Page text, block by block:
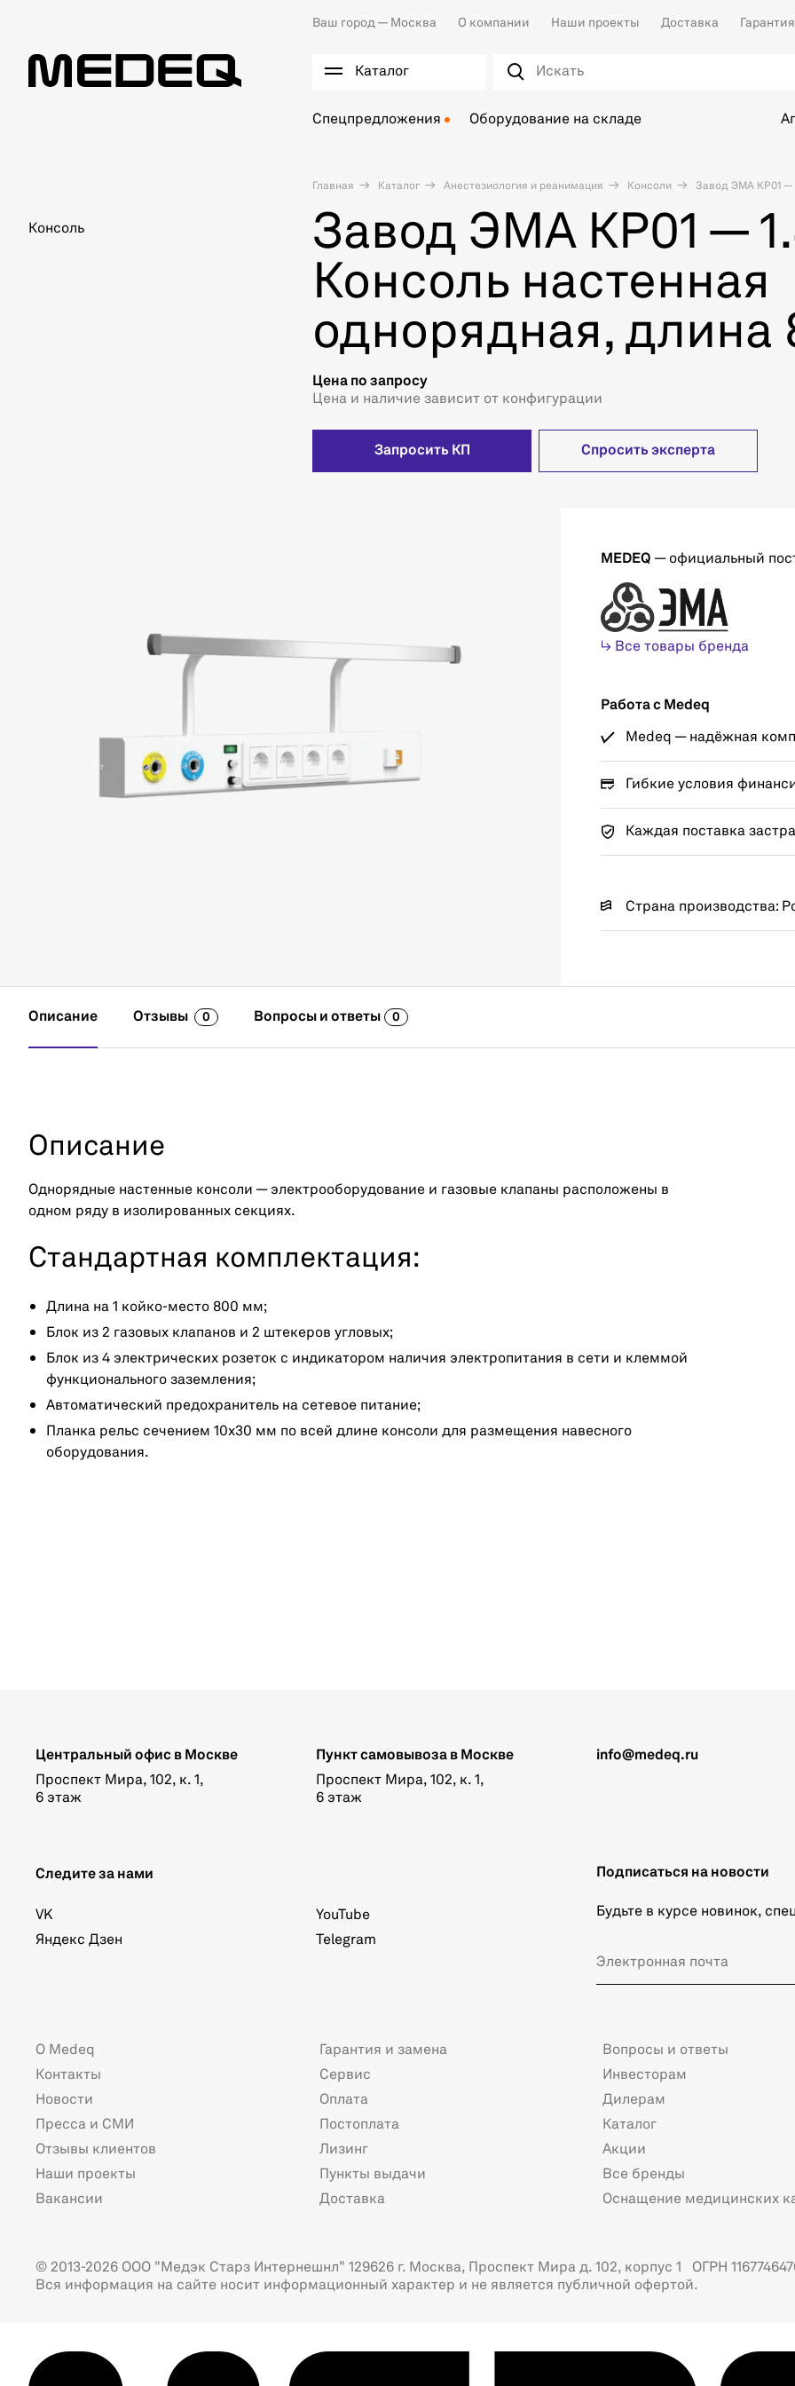
Ваш город — Москва О компании Наши проекты Доставка Гарантия
Каталог
Спецпредложения Оборудование на складе
Главная Каталог Анестезиология и реанимация Консоли Завод ЭМА КР01 —
Консоль
Завод ЭМА КР01 —
Консоль настенная
однорядная, длина
Цена по запросу
Цена и наличие зависит от конфигурации
Запросить КП Спросить эксперта
MEDEQ — официальный
↳ Все товары бренда
Работа с Medeq
Medeq — надёжная
Гибкие условия
Каждая поставка
Страна производства:
Описание Отзывы 0 Вопросы и ответы 0
Описание
Однорядные настенные консоли — электрооборудование и газовые клапаны расположены в
одном ряду в изолированных секциях.
Стандартная комплектация:
Длина на 1 койко-место 800 мм;
Блок из 2 газовых клапанов и 2 штекеров угловых;
Блок из 4 электрических розеток с индикатором наличия электропитания в сети и клеммой
функционального заземления;
Автоматический предохранитель на сетевое питание;
Планка рельс сечением 10х30 мм по всей длине консоли для размещения навесного
оборудования.
info@medeq.ru
Центральный офис в Москве
Проспект Мира, 102, к. 1,
6 этаж
Пункт самовывоза в Москве
Проспект Мира, 102, к. 1,
6 этаж
Следите за нами
VK
Яндекс Дзен
YouTube
Telegram
Подписаться на новости
Будьте в курсе новинок,
О Medeq
Контакты
Новости
Пресса и СМИ
Отзывы клиентов
Наши проекты
Вакансии
Гарантия и замена
Сервис
Оплата
Постоплата
Лизинг
Пункты выдачи
Доставка
Вопросы и ответы
Инвесторам
Дилерам
Каталог
Акции
Все бренды
Оснащение медицинских
© 2013-2026 ООО "Медэк Старз Интернешнл" 129626 г. Москва, Проспект Мира д. 102, корпус 1 ОГРН
Вся информация на сайте носит информационный характер и не является публичной офертой.